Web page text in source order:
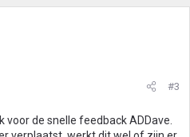
#3
de snelle feedback ADDave.